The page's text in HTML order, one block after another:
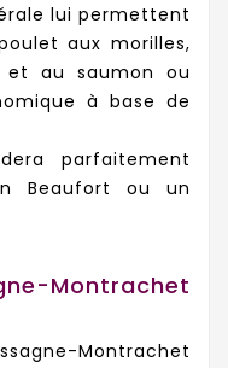
lui permettent
aux morilles,
et au saumon ou
à base de
parfaitement
Beaufort ou un
Montrachet
Montrachet